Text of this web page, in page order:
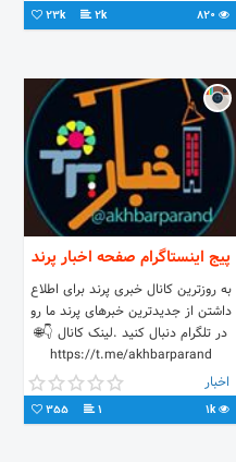
2k
23k
پیج اینستاگرام صفحه اخبار پرند
به روزترین کانال خبری پرند برای اطلاع
داشتن از جدیدترین خبرهای پرند ما رو
در تلگرام دنبال کنید .لینک کانال 👇🌐
https://t.me/akhbarparand
اخبار
1k
1
355